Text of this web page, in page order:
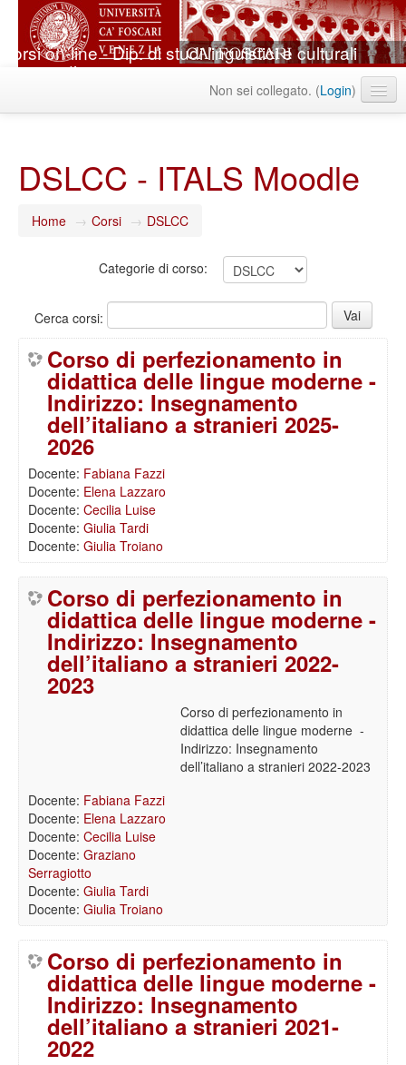
Corsi on-line - Dip. di studi linguistici e culturali
comparati
Non sei collegato. (Login)
DSLCC - ITALS Moodle
Home → Corsi → DSLCC
Categorie di corso:
Cerca corsi:
Corso di perfezionamento in
didattica delle lingue moderne -
Indirizzo: Insegnamento
dell’italiano a stranieri 2025-
2026
Docente: Fabiana Fazzi
Docente: Elena Lazzaro
Docente: Cecilia Luise
Docente: Giulia Tardi
Docente: Giulia Troiano
Corso di perfezionamento in
didattica delle lingue moderne -
Indirizzo: Insegnamento
dell’italiano a stranieri 2022-
2023
Corso di perfezionamento in
didattica delle lingue moderne -
Indirizzo: Insegnamento
dell’italiano a stranieri 2022-2023
Docente: Fabiana Fazzi
Docente: Elena Lazzaro
Docente: Cecilia Luise
Docente: Graziano
Serragiotto
Docente: Giulia Tardi
Docente: Giulia Troiano
Corso di perfezionamento in
didattica delle lingue moderne -
Indirizzo: Insegnamento
dell’italiano a stranieri 2021-
2022